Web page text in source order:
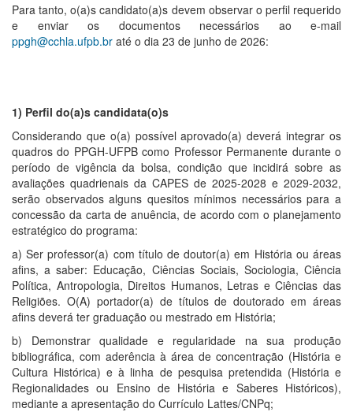
Para tanto, o(a)s candidato(a)s devem observar o perfil requerido
e enviar os documentos necessários ao e-mail
ppgh@cchla.ufpb.br até o dia 23 de junho de 2026:
1) Perfil do(a)s candidata(o)s
Considerando que o(a) possível aprovado(a) deverá integrar os
quadros do PPGH-UFPB como Professor Permanente durante o
período de vigência da bolsa, condição que incidirá sobre as
avaliações quadrienais da CAPES de 2025-2028 e 2029-2032,
serão observados alguns quesitos mínimos necessários para a
concessão da carta de anuência, de acordo com o planejamento
estratégico do programa:
a) Ser professor(a) com título de doutor(a) em História ou áreas
afins, a saber: Educação, Ciências Sociais, Sociologia, Ciência
Política, Antropologia, Direitos Humanos, Letras e Ciências das
Religiões. O(A) portador(a) de títulos de doutorado em áreas
afins deverá ter graduação ou mestrado em História;
b) Demonstrar qualidade e regularidade na sua produção
bibliográfica, com aderência à área de concentração (História e
Cultura Histórica) e à linha de pesquisa pretendida (História e
Regionalidades ou Ensino de História e Saberes Históricos),
mediante a apresentação do Currículo Lattes/CNPq;